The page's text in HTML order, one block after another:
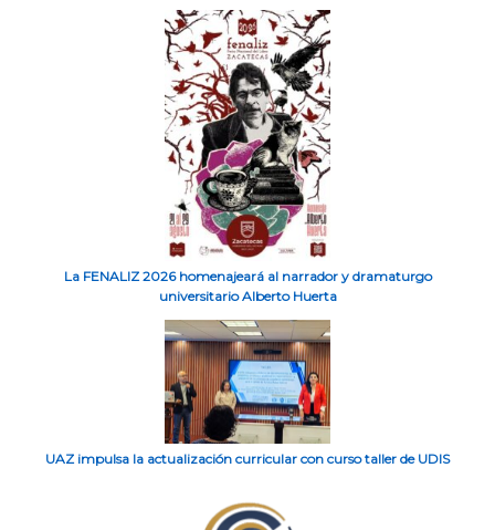
La FENALIZ 2026 homenajeará al narrador y dramaturgo
universitario Alberto Huerta
UAZ impulsa la actualización curricular con curso taller de UDIS